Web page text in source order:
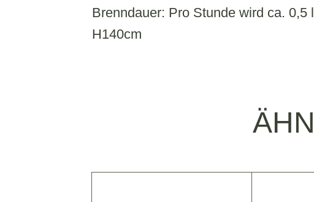
Brenndauer: Pro Stunde wird ca. 0,5
H140cm